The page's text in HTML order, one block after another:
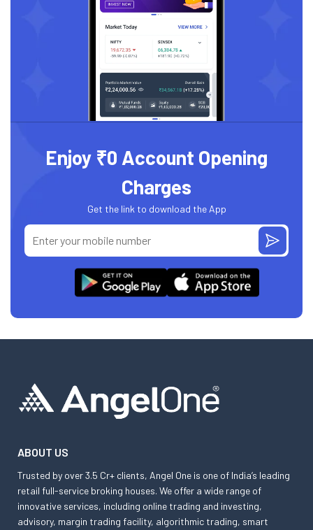
Enjoy ₹0 Account Opening
Charges
Get the link to download the App
ABOUT US
Trusted by over 3.5 Cr+ clients, Angel One is one of India’s leading
retail full-service broking houses. We offer a wide range of
innovative services, including online trading and investing,
advisory, margin trading facility, algorithmic trading, smart